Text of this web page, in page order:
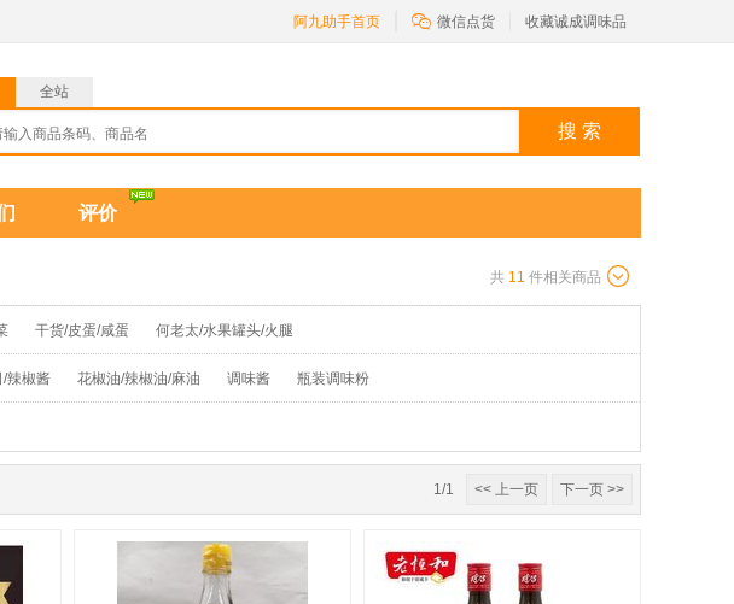
阿九助手首页  微信点货 收藏诚成调味品
全站
搜 索
评价
共 11 件相关商品
干货/皮蛋/咸蛋 何老太/水果罐头/火腿
/辣椒酱 花椒油/辣椒油/麻油 调味酱 瓶装调味粉
1/1 << 上一页 下一页 >>